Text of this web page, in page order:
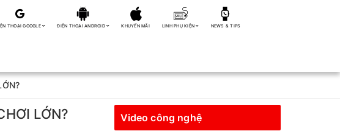
THOẠI GOOGLE ĐIỆN THOẠI ANDROID KHUYẾN MÃI LINH PHỤ KIỆN NEWS & TIPS
LỚN? Video công nghệ